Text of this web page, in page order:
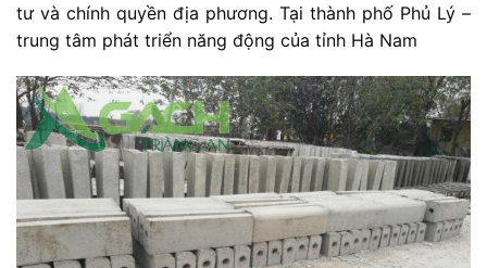
tư và chính quyền địa phương. Tại thành phố Phủ Lý –
trung tâm phát triển năng động của tỉnh Hà Nam